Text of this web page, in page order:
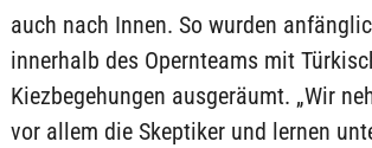
auch nach Innen. So wurden
innerhalb des Opernteams mit
Kiezbegehungen ausgeräumt. „Wir
vor allem die Skeptiker und lernen